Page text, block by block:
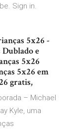
Sign in.
5x26 -
e
5x26
5x26 em
gratis,
– Michael
Kyle, uma